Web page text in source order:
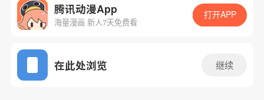
App免费看
腾讯动漫App
海量漫画 新人7天免费看
打开APP
在此处浏览 继续